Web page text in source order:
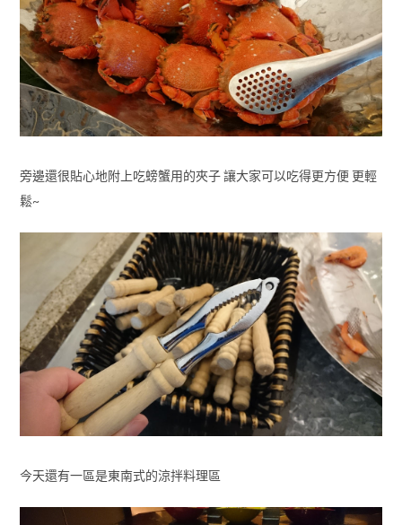
旁邊還很貼心地附上吃螃蟹用的夾子 讓大家可以吃得更方便 更輕
鬆~
今天還有一區是東南式的涼拌料理區